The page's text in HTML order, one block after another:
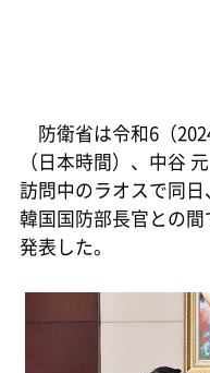
防衛省は令和6（
（日本時間）、中谷
訪問中のラオスで同日
韓国国防部長官との
発表した。